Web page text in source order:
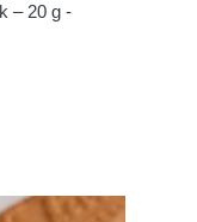
– 20 g -